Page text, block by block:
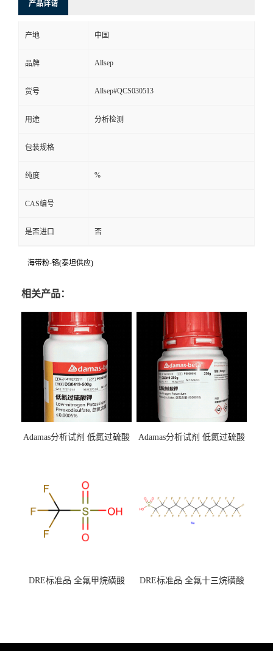
产品详请
产地 中国
品牌 Allsep
货号 Allsep#QCS030513
用途 分析检测
包装规格
纯度 %
CAS编号
是否进口 否
海带粉-铬(泰坦供应)
相关产品：
Adamas分析试剂 低氮过硫酸
（泰坦现货供应）
Adamas分析试剂 低氮过硫酸
DRE标准品 全氟甲烷磺酸
DRE标准品 全氟十三烷磺酸